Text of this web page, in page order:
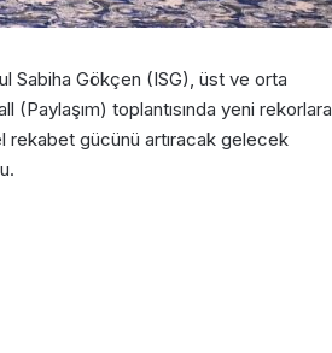
Sabiha Gökçen (ISG), üst ve orta
(Paylaşım) toplantısında yeni rekorlara
rekabet gücünü artıracak gelecek